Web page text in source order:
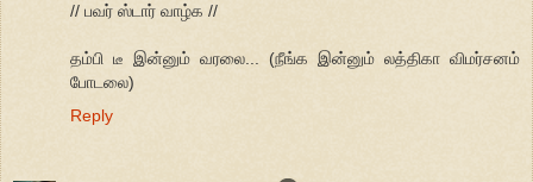
// பவர் ஸ்டார் வாழ்க //
தம்பி டீ இன்னும் வரலை... (நீங்க இன்னும் லத்திகா விமர்சனம்
போடலை)
Reply